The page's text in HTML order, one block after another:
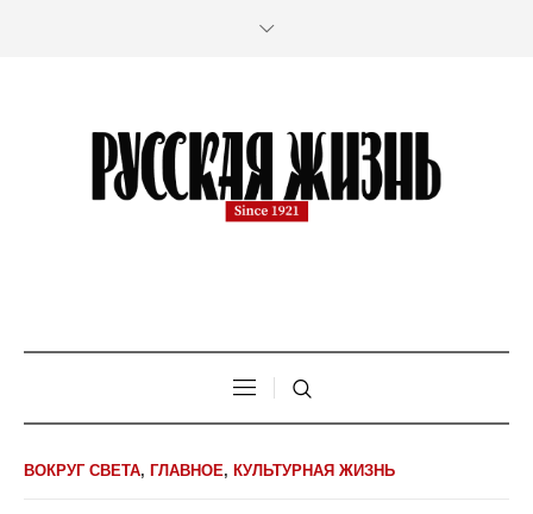
ВОКРУГ СВЕТА, ГЛАВНОЕ, КУЛЬТУРНАЯ ЖИЗНЬ